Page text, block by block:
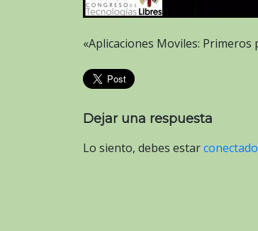
«Aplicaciones Moviles: Primeros
Dejar una respuesta
Lo siento, debes estarconectado